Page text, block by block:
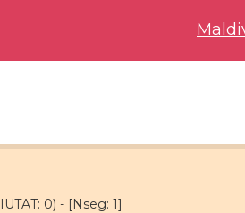
0) - [Nseg: 1]